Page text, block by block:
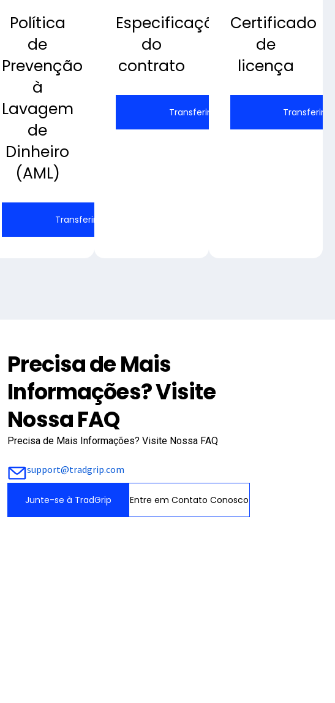
Política
de
Prevenção
à
Lavagem
de
Dinheiro
(AML)
Transferir
Especificações
do
contrato
Transferir
Certificado
de
licença
Transferir
Precisa de Mais
Informações? Visite
Nossa FAQ
Precisa de Mais Informações? Visite Nossa FAQ
support@tradgrip.com
Junte-se à TradGrip Entre em Contato Conosco